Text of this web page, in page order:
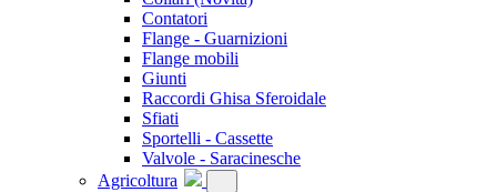
Contatori
Flange - Guarnizioni
Flange mobili
Giunti
Raccordi Ghisa Sferoidale
Sfiati
Sportelli - Cassette
Valvole - Saracinesche
Agricoltura